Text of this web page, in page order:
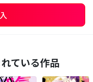
ている作品